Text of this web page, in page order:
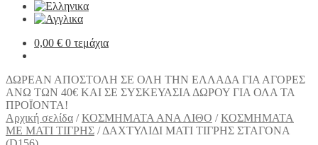
0,00 € 0 τεμάχια
ΔΩΡΕΑΝ ΑΠΟΣΤΟΛΗ ΣΕ ΟΛΗ ΤΗΝ ΕΛΛΑΔΑ ΓΙΑ ΑΓΟΡΕΣ
ΑΝΩ ΤΩΝ 40€ ΚΑΙ ΣΕ ΣΥΣΚΕΥΑΣΙΑ ΔΩΡΟΥ ΓΙΑ ΟΛΑ ΤΑ
ΠΡΟΪΟΝΤΑ!
Αρχική σελίδα /ΚΟΣΜΗΜΑΤΑ ΑΝΑ ΛΙΘΟ /ΚΟΣΜΗΜΑΤΑ
ΜΕ ΜΑΤΙ ΤΙΓΡΗΣ /ΔΑΧΤΥΛΙΔΙ ΜΑΤΙ ΤΙΓΡΗΣ ΣΤΑΓΟΝΑ